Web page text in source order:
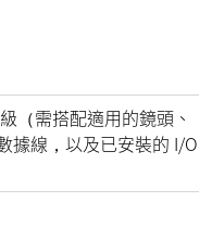
（需搭配適用的鏡頭、
據線，以及已安裝的 I/O